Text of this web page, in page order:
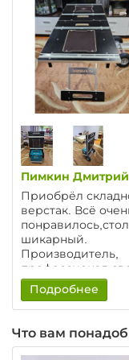
Пимкин Дмитрий
Приобрёл
верстак. Всё
понравилось,стол
шикарный.
Производитель,
профессионал
дела! Общался с
руководителем
компании, он мне
рассказал и помог
выбрать
под мои
Подробнее
Что вам